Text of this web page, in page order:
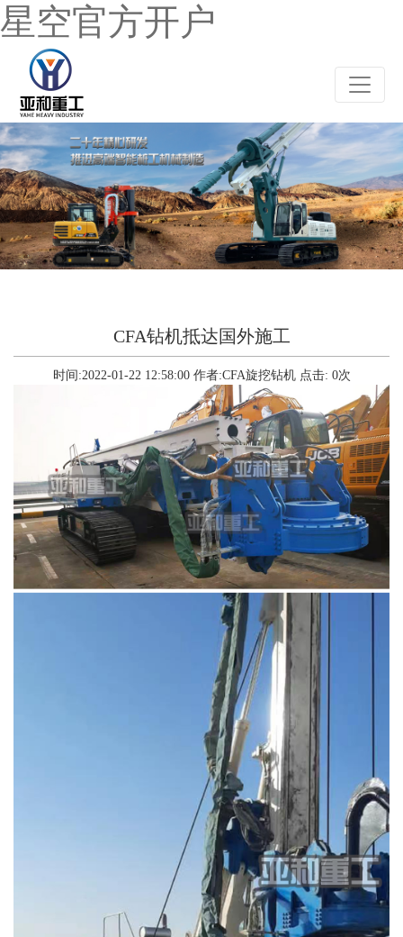
星空官方开户
CFA钻机抵达国外施工
时间:2022-01-22 12:58:00 作者:CFA旋挖钻机 点击: 0次